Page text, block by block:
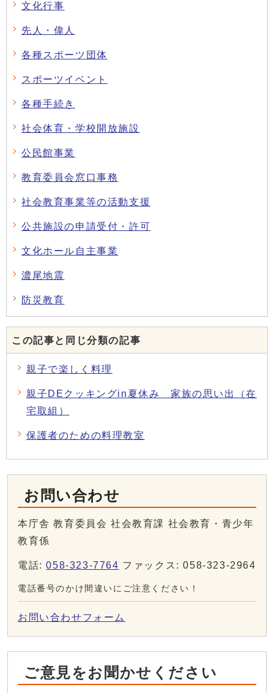
文化行事
先人・偉人
各種スポーツ団体
スポーツイベント
各種手続き
社会体育・学校開放施設
公民館事業
教育委員会窓口事務
社会教育事業等の活動支援
公共施設の申請受付・許可
文化ホール自主事業
濃尾地震
防災教育
この記事と同じ分類の記事
親子で楽しく料理
親子DEクッキングin夏休み 家族の思い出（在
宅取組）
保護者のための料理教室
お問い合わせ
本庁舎 教育委員会 社会教育課 社会教育・青少年
教育係
電話:058-323-7764 ファックス: 058-323-2964
電話番号のかけ間違いにご注意ください！
お問い合わせフォーム
ご意見をお聞かせください